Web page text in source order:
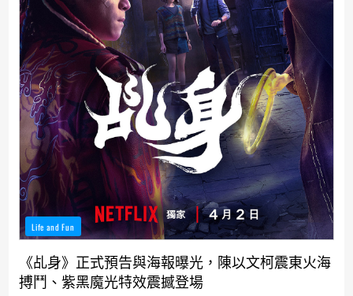
Life and Fun
《乩身》正式預告與海報曝光，陳以文柯震東火海
搏鬥、紫黑魔光特效震撼登場